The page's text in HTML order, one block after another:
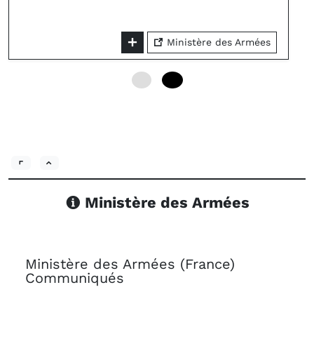
Ministère des Armées
Ministère des Armées
Ministère des Armées (France)
Communiqués